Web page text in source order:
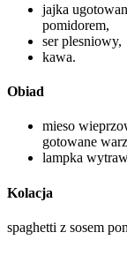
jajka
pomidorem,
ser plesniowy,
kawa.
Obiad
mieso
gotowane
lampka
Kolacja
spaghetti z sosem